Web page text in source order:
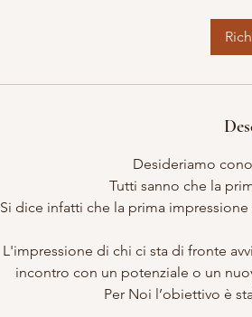
Desideriamo
Tutti sanno che la
Si dice infatti che la prima
L'impressione di chi ci sta di fronte
incontro con un potenziale o un
Per Noi l’obiettivo è